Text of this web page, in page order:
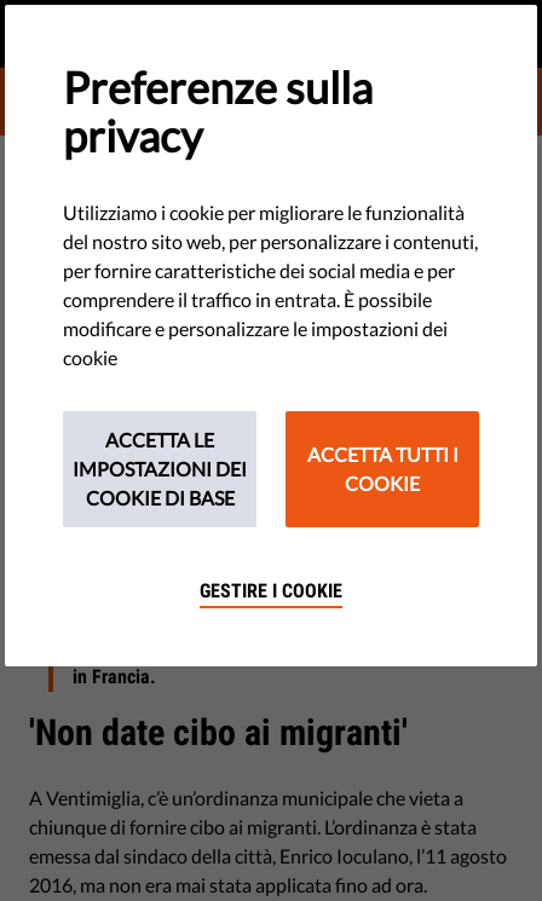
DONATE TO LIBERTIES
TECHNOLOGIE E DIRITTI
3 cittadini francesi processati in
Italia per aver dato cibo a
migranti
A Ventimiglia 3 volontari francesi sono stati accusati per
l’ultima accusa riguardante il cosiddetto reato di solidarietà.
by Ilaria Giacomi
sotto inchiesta per aver dato dei panini ad alcuni dei
in Francia.
'Non date cibo ai migranti'
A Ventimiglia, c’è un’ordinanza municipale che vieta a
chiunque di fornire cibo ai migranti. L’ordinanza è stata
emessa dal sindaco della città, Enrico Ioculano, l’11 agosto
2016, ma non era mai stata applicata fino ad ora.
Preferenze sulla
privacy
Utilizziamo i cookie per migliorare le funzionalità
del nostro sito web, per personalizzare i contenuti,
per fornire caratteristiche dei social media e per
comprendere il traffico in entrata. È possibile
modificare e personalizzare le impostazioni dei
cookie
ACCETTA LE
IMPOSTAZIONI DEI
COOKIE DI BASE
ACCETTA TUTTI I
COOKIE
GESTIRE I COOKIE